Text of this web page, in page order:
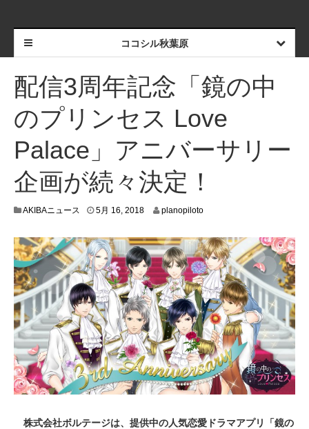
ココシル秋葉原
配信3周年記念「鏡の中
のプリンセス Love
Palace」アニバーサリー
企画が続々決定！
AKIBAニュース 5月 16, 20185
1
,
2
0
1
8
planopiloto
株式会社ボルテージは、提供中の人気恋愛ドラマアプリ「鏡の